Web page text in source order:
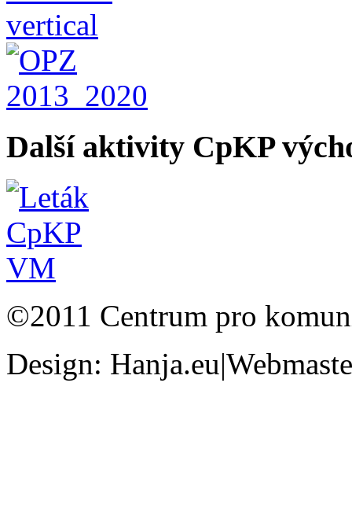
Další aktivity CpKP
©2011 Centrum pro
Design: